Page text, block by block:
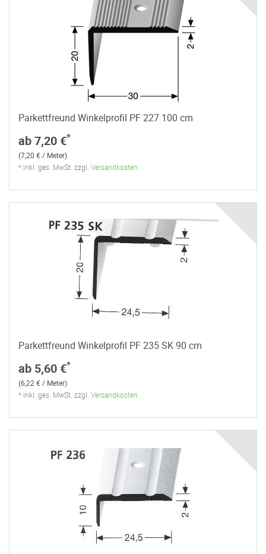
Parkettfreund Winkelprofil PF 227 100 cm
ab 7,20 €*
(7,20 € / Meter)
* inkl. ges. MwSt. zzgl. Versandkosten
Parkettfreund Winkelprofil PF 235 SK 90 cm
ab 5,60 €*
(6,22 € / Meter)
* inkl. ges. MwSt. zzgl. Versandkosten